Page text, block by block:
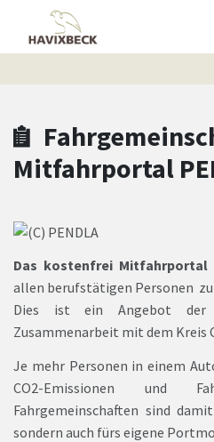
Zum Header
Zum Hauptinhalt
Zum Footer
Zum Hauptinhalt springen
Mitfahrportal
Das kostenfrei Mitfahrportal
allen berufstätigen Personen
Dies ist ein Angebot der
Zusammenarbeit mit dem Kreis
Je mehr Personen in einem
CO2-Emissionen und
Fahrgemeinschaften sind
sondern auch fürs eigene